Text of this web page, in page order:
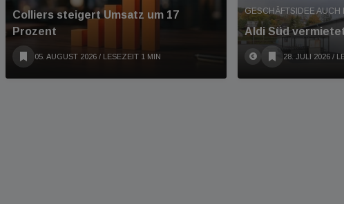
Colliers steigert Umsatz um 17
Prozent
05. AUGUST 2026 / LESEZEIT 1 MIN
GESCHÄFTSIDEE AUCH
Aldi Süd
28. JULI 2026 /